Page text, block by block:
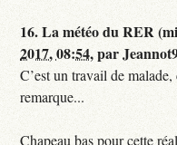
16.La météo du RER
2017, 08:54,par
C’est un travail de
remarque...
Chapeau bas pour cette